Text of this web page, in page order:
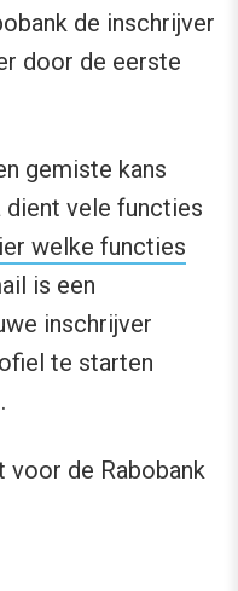
de inschrijver
door de eerste
gemiste kans
dient vele functies
welke functies
is een
inschrijver
te starten
voor de Rabobank